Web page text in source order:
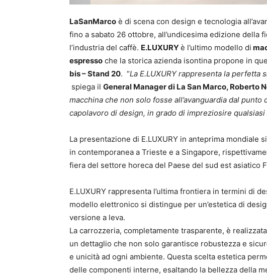
LaSanMarco è di scena con design e tecnologia
fino a sabato 26 ottobre, all’undicesima edizione della
l’industria del caffè. E.LUXURYè l’ultimo modello di
espresso che la storica azienda isontina propone in
bis – Stand 20. “La E.LUXURY rappresenta la
spiega il General Manager di La San Marco, Roberto
macchina che non solo fosse all’avanguardia dal
capolavoro di design, in grado di impreziosire
La presentazione di E.LUXURY in anteprima mondiale
in contemporanea a Trieste e a Singapore,
fiera del settore horeca del Paese del sud est asiatico
E.LUXURY rappresenta l’ultima frontiera in termini di
modello elettronico si distingue per un’estetica di
versione a leva.
La carrozzeria, completamente trasparente, è
un dettaglio che non solo garantisce robustezza e
e unicità ad ogni ambiente. Questa scelta estetica
delle componenti interne, esaltando la bellezza della